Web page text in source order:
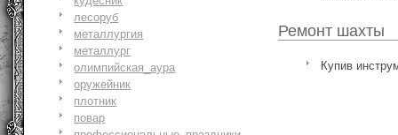
лесоруб
металлургия
металлург
олимпийская_аура
оружейник
плотник
повар
Ремонт шахты
Купив